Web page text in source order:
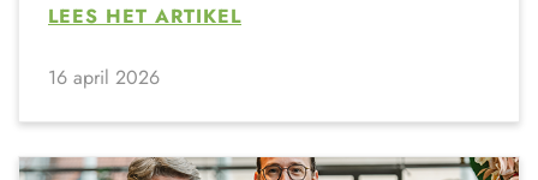
LEES HET ARTIKEL
16 april 2026